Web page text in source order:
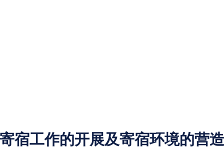
宿工作的开展及寄宿环境的营